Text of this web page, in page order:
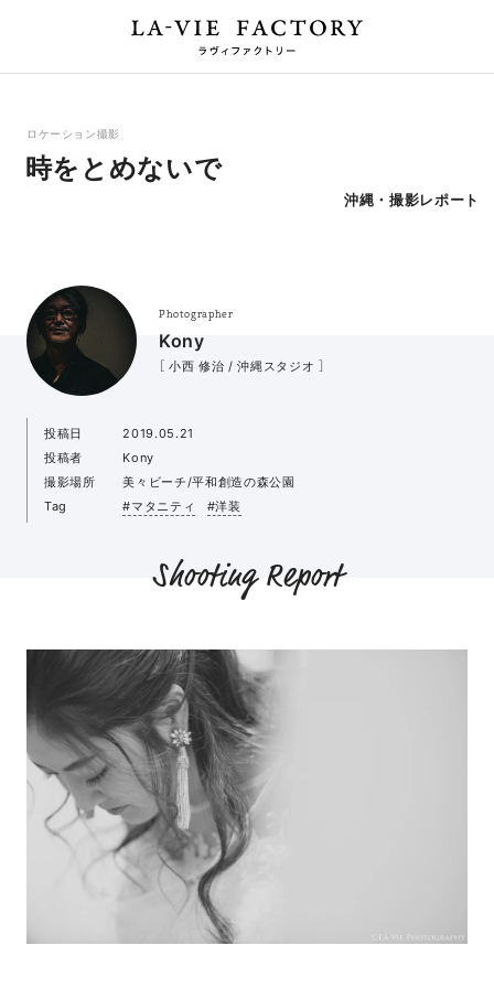
ロケーション撮影
時をとめないで
沖縄・撮影レポート
Photographer
Kony
［ 小西 修治 / 沖縄スタジオ ］
投稿日
2019.05.21
投稿者
Kony
撮影場所
美々ビーチ/平和創造の森公園
Tag
#マタニティ #洋装
Shooting Report